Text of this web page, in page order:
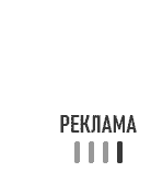
голода:
пресная